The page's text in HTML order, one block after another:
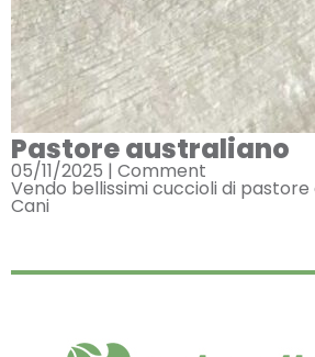
Pastore australiano
05/11/2025 | Comment
Vendo bellissimi cuccioli di
Cani